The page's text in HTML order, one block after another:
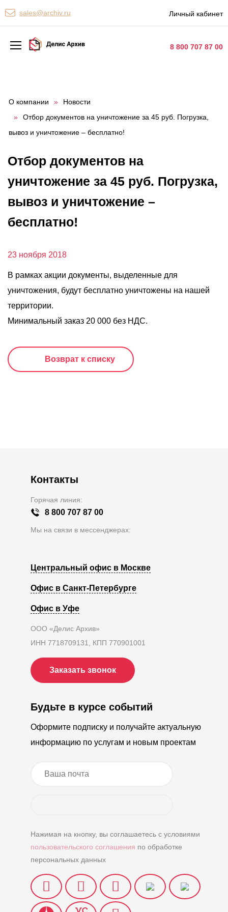
sales@archiv.ru Личный кабинет
8 800 707 87 00
Персональные сервисы
Хранение документов
Уничтожение документов
Сканирование документов
Цифровые услуги
Документооборот
Акции
Реализованные проекты
Расчет
Блог
О компании »
Новости
»
Отбор документов на уничтожение за 45 руб. Погрузка,
вывоз и уничтожение – бесплатно!
Отбор документов на
уничтожение за 45 руб. Погрузка,
вывоз и уничтожение –
бесплатно!
23 ноября 2018
В рамках акции документы, выделенные для
уничтожения, будут бесплатно уничтожены на нашей
территории.
Минимальный заказ 20 000 без НДС.
Возврат к списку
Контакты
Горячая линия:
8 800 707 87 00
Мы на связи в мессенджерах:
Центральный офис в Москве
Офис в Санкт-Петербурге
Офис в Уфе
ООО «Делис Архив»
ИНН 7718709131, КПП 770901001
Заказать звонок
Будьте в курсе событий
Оформите подписку и получайте актуальную
информацию по услугам и новым проектам
Нажимая на кнопку, вы соглашаетесь с условиями
пользовательского соглашения по обработке
персональных данных